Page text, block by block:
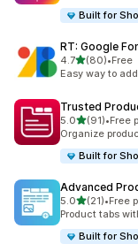
Built for
RT: Google
4.7별 5개 중
(80)
총 리뷰 80개
•Free
Easy way to
Trusted
5.0별 5개 중
(91)
총 리뷰 91개
•Free
Organize
Built for
Advanced
5.0별 5개 중
(21)
총 리뷰 21개
•Free
Product tabs
Built for